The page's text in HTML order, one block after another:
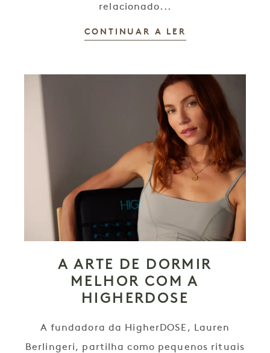
relacionado...
CONTINUAR A LER
A ARTE DE DORMIR
MELHOR COM A
HIGHERDOSE
A fundadora da HigherDOSE, Lauren
Berlingeri, partilha como pequenos rituais